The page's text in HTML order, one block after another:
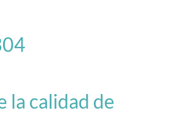
la calidad de